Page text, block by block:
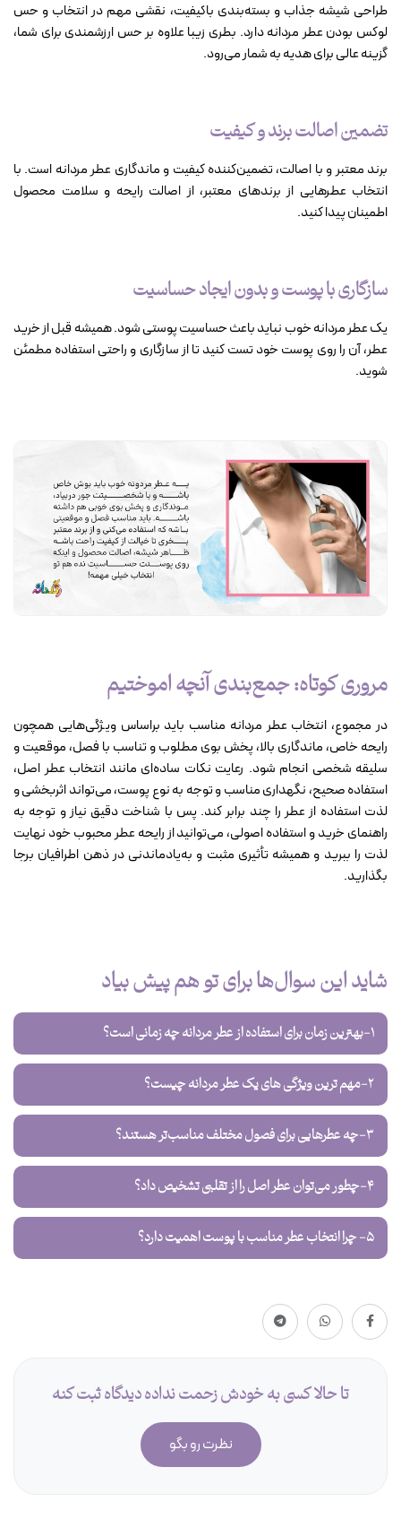
طراحی شیشه جذاب و بسته‌بندی باکیفیت، نقشی مهم در انتخاب و حس
لوکس بودن عطر مردانه دارد. بطری زیبا علاوه بر حس ارزشمندی برای شما،
گزینه عالی برای هدیه به شمار می‌رود.
تضمین اصالت برند و کیفیت
برند معتبر و با اصالت، تضمین‌کننده کیفیت و ماندگاری عطر مردانه است. با
انتخاب عطرهایی از برندهای معتبر، از اصالت رایحه و سلامت محصول
اطمینان پیدا کنید.
سازگاری با پوست و بدون ایجاد حساسیت
یک عطر مردانه خوب نباید باعث حساسیت پوستی شود. همیشه قبل از خرید
عطر، آن را روی پوست خود تست کنید تا از سازگاری و راحتی استفاده مطمئن
شوید.
مروری کوتاه: جمع‌بندی آنچه اموختیم
در مجموع، انتخاب عطر مردانه مناسب باید براساس ویژگی‌هایی همچون
رایحه خاص، ماندگاری بالا، پخش بوی مطلوب و تناسب با فصل، موقعیت و
سلیقه شخصی انجام شود. رعایت نکات ساده‌ای مانند انتخاب عطر اصل،
استفاده صحیح، نگهداری مناسب و توجه به نوع پوست، می‌تواند اثربخشی و
لذت استفاده از عطر را چند برابر کند. پس با شناخت دقیق نیاز و توجه به
راهنمای خرید و استفاده اصولی، می‌توانید از رایحه عطر محبوب خود نهایت
لذت را ببرید و همیشه تأثیری مثبت و به‌یادماندنی در ذهن اطرافیان برجا
بگذارید.
شاید این سوال‌ها برای تو هم پیش بیاد
1-بهترین زمان برای استفاده از عطر مردانه چه زمانی است؟
2-مهم ترین ویژگی های یک عطر مردانه چیست؟
3-چه عطرهایی برای فصول مختلف مناسب‌تر هستند؟
4-چطور می‌توان عطر اصل را از تقلبی تشخیص داد؟
5- چرا انتخاب عطر مناسب با پوست اهمیت دارد؟
تا حالا کسی به خودش زحمت نداده دیدگاه ثبت کنه
نظرت رو بگو